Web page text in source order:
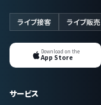
ライブ接客 ライブ販売
Download on the
App Store
サービス